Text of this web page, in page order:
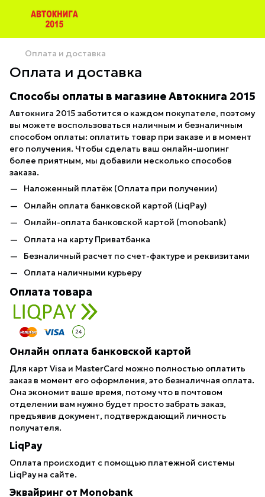
Оплата и доставка
Оплата и доставка
Способы оплаты в магазине Автокнига 2015
Автокнига 2015 заботится о каждом покупателе, поэтому
вы можете воспользоваться наличным и безналичным
способом оплаты: оплатить товар при заказе и в момент
его получения. Чтобы сделать ваш онлайн-шопинг
более приятным, мы добавили несколько способов
заказа.
Наложенный платёж (Оплата при получении)
Онлайн оплата банковской картой (LiqPay)
Онлайн-оплата банковской картой (monobank)
Оплата на карту Приватбанка
Безналичный расчет по счет-фактуре и реквизитами
Оплата наличными курьеру
Оплата товара
Онлайн оплата банковской картой
Для карт Visa и MasterCard можно полностью оплатить
заказ в момент его оформления, это безналичная оплата.
Она экономит ваше время, потому что в почтовом
отделении вам нужно будет просто забрать заказ,
предъявив документ, подтверждающий личность
получателя.
LiqPay
Оплата происходит с помощью платежной системы
LiqPay на сайте.
Эквайринг от Monobank